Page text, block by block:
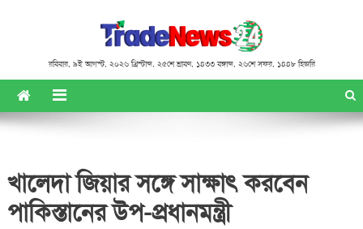
রবিবার, ৯ই আগস্ট, ২০২৬ খ্রিস্টাব্দ, ২৫শে শ্রাবণ, ১৪৩৩ বঙ্গাব্দ, ২৬শে সফর, ১৪৪৮ হিজরি
খালেদা জিয়ার সঙ্গে সাক্ষাৎ করবেন
পাকিস্তানের উপ-প্রধানমন্ত্রী